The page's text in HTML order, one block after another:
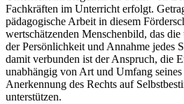
Fachkräften im Unterricht erfolgt.
pädagogische Arbeit in diesem
wertschätzenden Menschenbild, das
der Persönlichkeit und Annahme jedes
damit verbunden ist der Anspruch, die
unabhängig von Art und Umfang
Anerkennung des Rechts auf
unterstützen.